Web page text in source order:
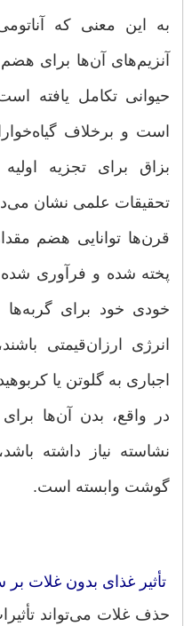
به این معنی که
آنزیم‌های آن‌ها برای
حیوانی تکامل یافته
است و برخلاف
بزاق برای تجزیه
تحقیقات علمی نشان
قرن‌ها توانایی هضم
پخته شده و فرآوری شده
خودی خود برای گربه‌ها
انرژی ارزان‌قیمتی
اجباری به گلوتن یا
در واقع، بدن آن‌ها
نشاسته نیاز داشته
گوشت وابسته است.
تأثیر غذای بدون غلات
حذف غلات می‌تواند